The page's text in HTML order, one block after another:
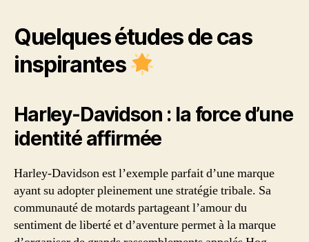
Quelques études de cas
inspirantes
Harley-Davidson : la force d’une
identité affirmée
Harley-Davidson est l’exemple parfait d’une marque
ayant su adopter pleinement une stratégie tribale. Sa
communauté de motards partageant l’amour du
sentiment de liberté et d’aventure permet à la marque